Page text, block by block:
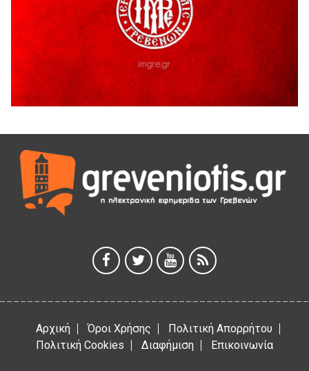
5 Αυγούστου 2026
Ευχαριστήριο Εκπολιτιστικού Συλλόγου Ταξιάρχη προς κ.
Παρασχάκη Αθανάσιο
5 Αυγούστου 2026
Διακοπή υδροδότησης του Α΄ κλάδου ύδρευσης
5 Αυγούστου 2026
Θερινό Σινεμά στο πλαίσιο του «Πολιτιστικού
Καλοκαιριού 2026» με την βραβευμένη ταινία «Μικρές
Ανάσες».
5 Αυγούστου 2026
5 Αυγούστου 2026
Αρχική Όροι Χρήσης
Πολιτική Απορρήτου
Πολιτική Cookies
Διαφήμιση Επικοινωνία